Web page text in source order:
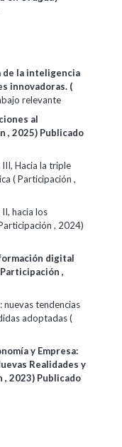
de la inteligencia
innovadoras. (
relevante
al
, 2025) Publicado
Hacia la triple
( Participación ,
hacia los
, 2024)
digital
,
nuevas tendencias
adoptadas (
y Empresa:
Realidades y
, 2023) Publicado